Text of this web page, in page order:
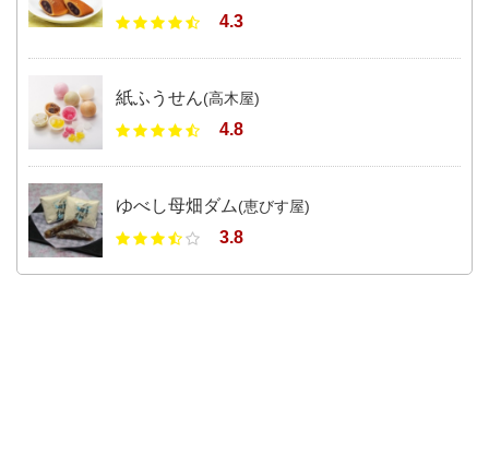
4.3
紙ふうせん(高木屋)
4.8
ゆべし母畑ダム (恵びす屋)
3.8